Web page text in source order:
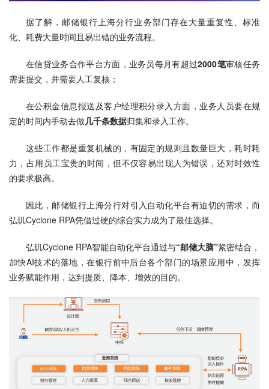
据了解，邮储银行上海分行业务部门存在大量重复性、标准
化、耗费大量时间且易出错的业务流程。
在信贷业务合作平台方面，业务员每月有超过2000笔审核任务
需要提交，并需要人工复核；
在公积金信息报送及客户经理积分录入方面，业务人员要在规
定的时间内手动去做几千条数据归集和录入工作。
这些工作都是重复机械的，有固定的规则且数量巨大，耗时耗
力，占用员工宝贵的时间，但不仅容易出现人为错误，还对时效性
的要求极高。
因此，邮储银行上海分行对引入自动化平台有迫切的需求，而
弘玑Cyclone RPA凭借过硬的综合实力成为了最佳选择。
弘玑Cyclone RPA智能自动化平台通过与“邮储大脑”紧密结合，
加快AI技术的落地，在银行前中后台各个部门的场景应用中，发挥
业务赋能作用，达到提质、降本、增效的目的。